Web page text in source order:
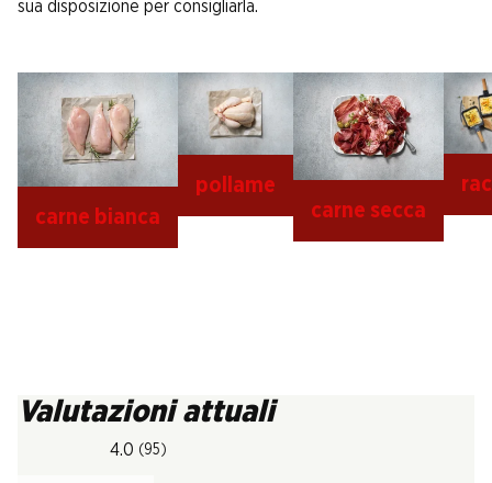
sua disposizione per consigliarla.
carne bianca
pollame
carne secca
Valutazioni attuali
4.0 (95)